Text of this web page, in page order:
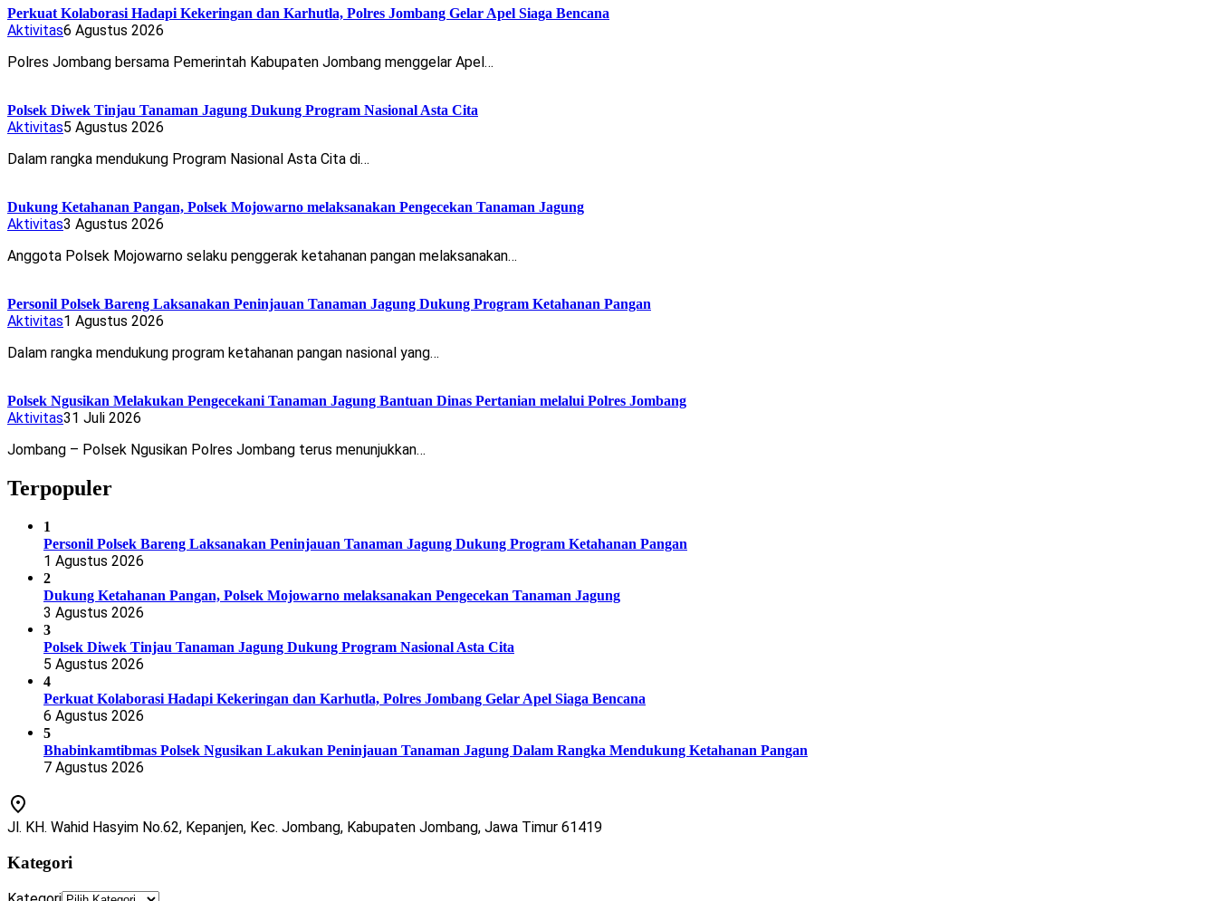
Perkuat Kolaborasi Hadapi Kekeringan dan Karhutla, Polres Jombang Gelar Apel Siaga Bencana
Aktivitas6 Agustus 2026
Polres Jombang bersama Pemerintah Kabupaten Jombang menggelar Apel…
Polsek Diwek Tinjau Tanaman Jagung Dukung Program Nasional Asta Cita
Aktivitas5 Agustus 2026
Dalam rangka mendukung Program Nasional Asta Cita di…
Dukung Ketahanan Pangan, Polsek Mojowarno melaksanakan Pengecekan Tanaman Jagung
Aktivitas3 Agustus 2026
Anggota Polsek Mojowarno selaku penggerak ketahanan pangan melaksanakan…
Personil Polsek Bareng Laksanakan Peninjauan Tanaman Jagung Dukung Program Ketahanan Pangan
Aktivitas1 Agustus 2026
Dalam rangka mendukung program ketahanan pangan nasional yang…
Polsek Ngusikan Melakukan Pengecekani Tanaman Jagung Bantuan Dinas Pertanian melalui Polres Jombang
Aktivitas31 Juli 2026
Jombang – Polsek Ngusikan Polres Jombang terus menunjukkan…
Terpopuler
1
Personil Polsek Bareng Laksanakan Peninjauan Tanaman Jagung Dukung Program Ketahanan Pangan
1 Agustus 2026
2
Dukung Ketahanan Pangan, Polsek Mojowarno melaksanakan Pengecekan Tanaman Jagung
3 Agustus 2026
3
Polsek Diwek Tinjau Tanaman Jagung Dukung Program Nasional Asta Cita
5 Agustus 2026
4
Perkuat Kolaborasi Hadapi Kekeringan dan Karhutla, Polres Jombang Gelar Apel Siaga Bencana
6 Agustus 2026
5
Bhabinkamtibmas Polsek Ngusikan Lakukan Peninjauan Tanaman Jagung Dalam Rangka Mendukung Ketahanan Pangan
7 Agustus 2026
Jl. KH. Wahid Hasyim No.62, Kepanjen, Kec. Jombang, Kabupaten Jombang, Jawa Timur 61419
Kategori